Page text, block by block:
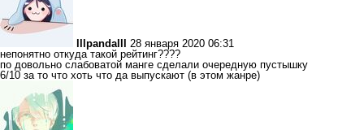
lllpandalll
28 января 2020 06:31
непонятно откуда такой рейтинг????
по довольно слабоватой манге сделали очередную пустышку
6/10 за то что хоть что да выпускают (в этом жанре)